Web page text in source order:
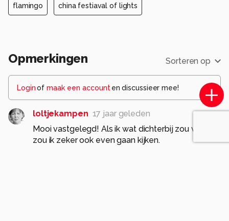
flamingo china festiaval of lights
Opmerkingen Sorteren op
Loginof maak een account en discussieer mee!
loltjekampen 17 jaar geleden
Mooi vastgelegd! Als ik wat dichterbij zou wonen
zou ik zeker ook even gaan kijken.